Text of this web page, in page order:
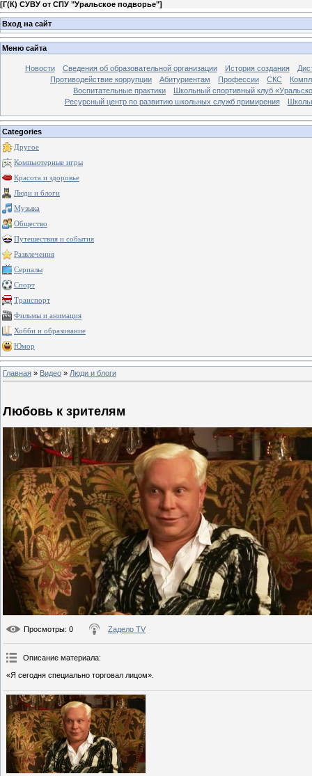
[Г(К) СУВУ от СПУ "Уральское подворье"]
Вход на сайт
Меню сайта
Новости Сведения об образовательной организации История создания
Противодействие коррупции
Абитуриентам Профессии СКС
Воспитательные практики
Школьный спортивный клуб
Ресурсный центр по развитию школьных служб примирения
Categories
Другое
Компьютерные игры
Красота и здоровье
Люди и блоги
Музыка
Общество
Путешествия и события
Развлечения
Сериалы
Спорт
Транспорт
Фильмы и анимация
Хобби и образование
Юмор
Главная » Видео » Люди и блоги
Любовь к зрителям
Просмотры: 0 Zадело TV
Описание материала:
«Я сегодня специально торговал лицом».